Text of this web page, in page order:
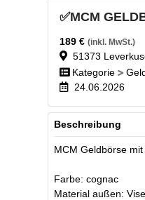
✅MCM
189 € (inkl. MwSt.)
51373
Kategorie
24.06.2026
Beschreibung
MCM Geldbörse
Farbe: cognac
Material außen: